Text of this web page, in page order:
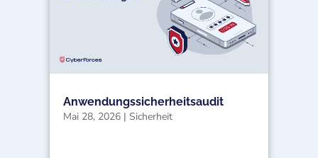
Anwendungssicherheitsaudit
Mai 28, 2026 | Sicherheit